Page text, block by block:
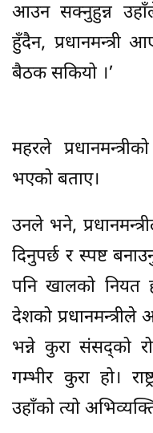
आउन सक्नुहुन्न
हुँदैन, प्रधानमन्त्री
बैठक सकियो ।’
महरले
भएको बताए।
उनले भने,
दिनुपर्छ र स्पष्ट
पनि खालको नियत
देशको
भन्ने कुरा संसद्को
गम्भीर कुरा हो।
उहाँको त्यो